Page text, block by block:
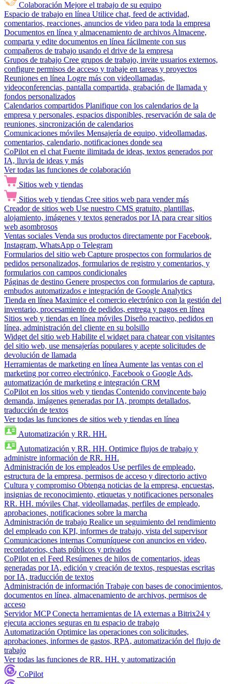
Colaboración Mejore el trabajo de su equipo
Espacio de trabajo en línea Utilice chat, feed de actividad,
comentarios, reacciones, anuncios de video para toda la empresa
Documentos en línea y almacenamiento de archivos Almacene,
comparta y edite documentos en línea fácilmente con sus
compañeros de trabajo usando el drive de la empresa
Grupos de trabajo Cree grupos de trabajo, invite usuarios externos,
configure permisos de acceso y trabaje en tareas y proyectos
Reuniones en línea Logre más con videollamadas,
videoconferencias, pantalla compartida, grabación de llamada y
fondos personalizados
Calendarios compartidos Planifique con los calendarios de la
empresa y personales, espacios disponibles, reservación de sala de
reuniones, sincronización de calendarios
Comunicaciones móviles Mensajería de equipo, videollamadas,
comentarios, calendario, notificaciones donde sea
CoPilot en el chat Fuente ilimitada de ideas, textos generados por
IA, lluvia de ideas y más
Ver todas las funciones de colaboración
Sitios web y tiendas
Sitios web y tiendas Cree sitios web para vender más
Creador de sitios web Use nuestro CMS gratuito, plantillas,
alojamiento, imágenes y textos generados por IA para crear sitios
web asombrosos
Ventas sociales Venda sus productos directamente por Facebook,
Instagram, WhatsApp o Telegram
Formularios del sitio web Capture prospectos con formularios de
pedidos personalizados, formularios de registro y comentarios, y
formularios con campos condicionales
Páginas de destino Genere prospectos con formularios de captura,
embudos automatizados e integración de Google Analytics
Tienda en línea Maximice el comercio electrónico con la gestión del
inventario, procesamiento de pedidos, entrega y pagos en línea
Sitios web y tiendas en línea móviles Diseño reactivo, pedidos en
línea, administración del cliente en su bolsillo
Widget del sitio web Habilite el widget para chatear con visitantes
del sitio web, use mensajerías populares y acepte solicitudes de
devolución de llamada
Herramientas de marketing en línea Aumente las ventas con el
marketing por correo electrónico, Facebook o Google Ads,
automatización de marketing e integración CRM
CoPilot en los sitios web y tiendas Contenido convincente bajo
demanda, imágenes generadas por IA, prompts detallados,
traducción de textos
Ver todas las funciones de sitios web y tiendas en línea
Automatización y RR. HH.
Automatización y RR. HH. Optimice flujos de trabajo y
administre información de RR. HH.
Administración de los empleados Use perfiles de empleado,
estructura de la empresa, permisos de acceso y directorio activo
Cultura y compromiso Obtenga noticias de la empresa, encuestas,
insignias de reconocimiento, etiquetas y notificaciones personales
RR. HH. móviles Chat, videollamadas, perfiles de empleado,
aprobaciones, notificaciones sobre la marcha
Administración de trabajo Realice un seguimiento del rendimiento
del empleado con KPI, informes de trabajo, vista del supervisor
Comunicaciones internas Comuníquese con anuncios en video,
recordatorios, chats públicos y privados
CoPilot en el Feed Resúmenes de hilos de comentarios, ideas
generadas por IA, edición y creación de textos, respuestas escritas
por IA, traducción de textos
Administración de información Trabaje con bases de conocimientos,
documentos en línea, almacenamiento de archivos, permisos de
acceso
Servidor MCP Conecta herramientas de IA externas a Bitrix24 y
ejecuta acciones seguras en tu espacio de trabajo
Automatización Optimice las operaciones con solicitudes,
aprobaciones, informes de gastos, RPA, automatización del flujo de
trabajo
Ver todas las funciones de RR. HH. y automatización
CoPilot